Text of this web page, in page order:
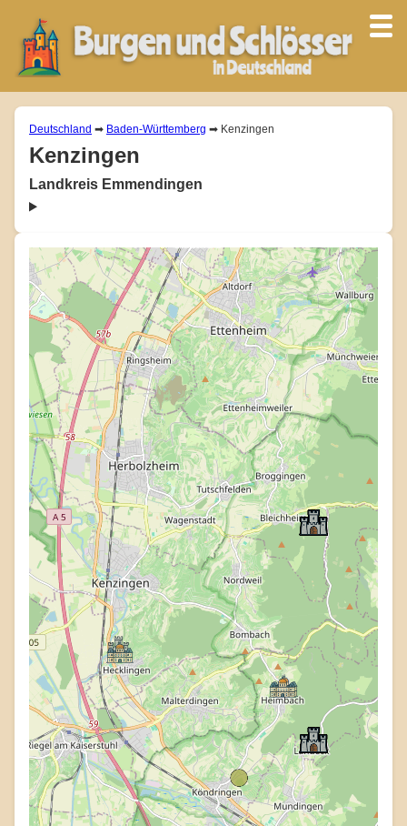
Deutschland ➡ Baden-Württemberg ➡ Kenzingen
Kenzingen
Landkreis Emmendingen